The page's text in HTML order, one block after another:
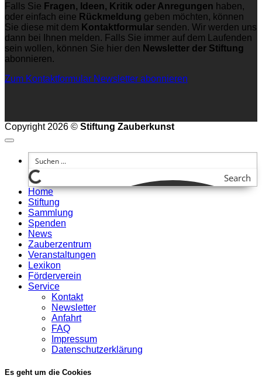
Falls Sie Fragen, Ideen, Kritik oder Anregungen haben,
oder einfach eine Rückmeldung geben möchten, können
Sie diese mit dem Kontaktformular senden. Wir werden uns
dann bei Ihnen melden. Falls Sie immer auf dem Laufenden
sein wollen, können Sie hier den Newsletter der Stiftung
abonnieren.
Zum Kontaktformular Newsletter abonnieren
Copyright 2026 © Stiftung Zauberkunst
Search
Home
Stiftung
Sammlung
Spenden
News
Zauberzentrum
Veranstaltungen
Lexikon
Förderverein
Service
Kontakt
Newsletter
Anfahrt
FAQ
Impressum
Datenschutzerklärung
Es geht um die Cookies